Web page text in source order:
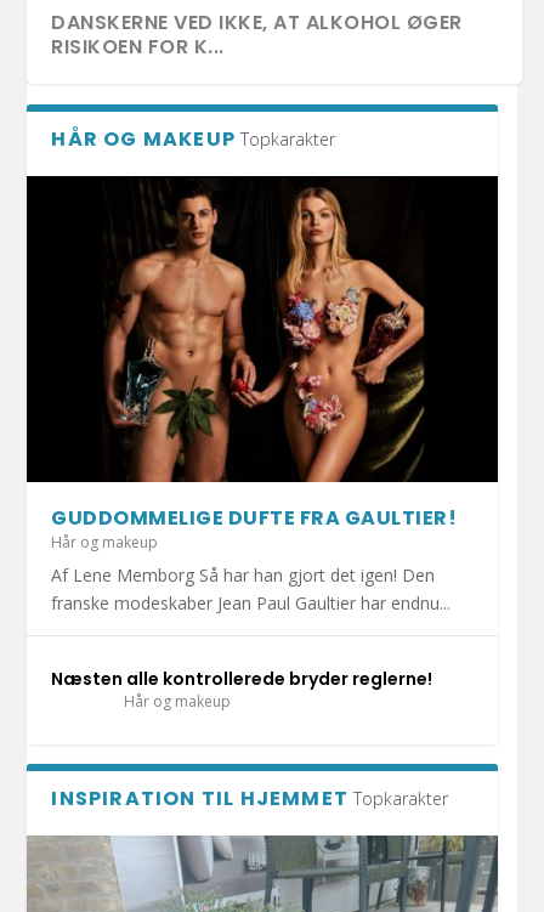
DANSKERNE VED IKKE, AT ALKOHOL ØGER
RISIKOEN FOR K...
HOLD DIT JULEHJERTE SUNDT I DECEMBER!
1.000 KRAMMEBAMSER PÅ VEJ TIL INDLAGTE
BØRN I ESBJ...
MERE END HALVDELEN AF DANSKERNE HAR
KATTEN MED I S...
DET ER SÆSON FOR DÅRLIG MAVE: UNDGÅ
AT BLIVE SYG A...
DIY: TRE FLISEPROJEKTER TIL DIN
SOMMERFERIE!
HÅR OG MAKEUP Topkarakter
GUDDOMMELIGE DUFTE FRA GAULTIER!
Hår og makeup
Af Lene Memborg Så har han gjort det igen! Den
franske modeskaber Jean Paul Gaultier har endnu...
Næsten alle kontrollerede bryder reglerne!
Hår og makeup
INSPIRATION TIL HJEMMET Topkarakter